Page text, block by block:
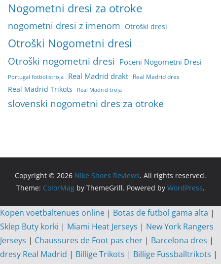
Nogometni dresi za otroke
nogometni dresi z imenom Otroški dresi
Otroški Nogometni dresi
Otroški nogometni dresi Poceni Nogometni Dresi
Portugal fotbollströja Real Madrid drakt Real Madrid dres
Real Madrid Trikots Real Madrid tröja
slovenski nogometni dres za otroke
Copyright © 2026 Nike Shoes Reviews. All rights reserved.
Theme: ColorMag by ThemeGrill. Powered by WordPress.
Kopen voetbaltenues online | Botas de futbol gama alta |
Sklep Buty korki | Miami Heat Jerseys | New York Rangers
Jerseys | Chaussures de Foot pas cher | Barcelona dres |
dresy Real Madrid | Billige Trikots | Billige Fussballtrikots |